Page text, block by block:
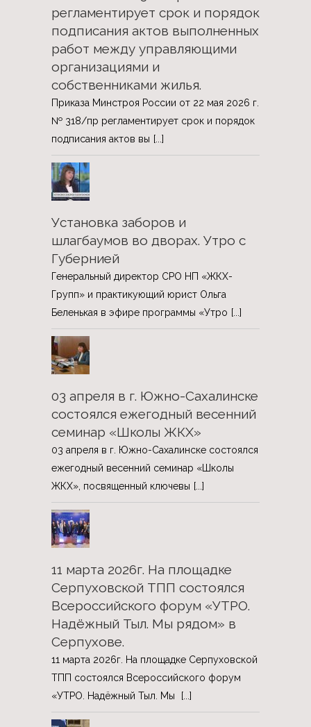
регламентирует срок и порядок
подписания актов выполненных
работ между управляющими
организациями и
собственниками жилья.
Приказа Минстроя России от 22 мая 2026 г.
№ 318/пр регламентирует срок и порядок
подписания актов вы [...]
Установка заборов и
шлагбаумов во дворах. Утро с
Губернией
Генеральный директор СРО НП «ЖКХ-
Групп» и практикующий юрист Ольга
Беленькая в эфире программы «Утро [...]
03 апреля в г. Южно-Сахалинске
состоялся ежегодный весенний
семинар «Школы ЖКХ»
03 апреля в г. Южно-Сахалинске состоялся
ежегодный весенний семинар «Школы
ЖКХ», посвященный ключевы [...]
11 марта 2026г. На площадке
Серпуховской ТПП состоялся
Всероссийского форум «УТРО.
Надёжный Тыл. Мы рядом» в
Серпухове.
11 марта 2026г. На площадке Серпуховской
ТПП состоялся Всероссийского форум
«УТРО. Надёжный Тыл. Мы
[...]